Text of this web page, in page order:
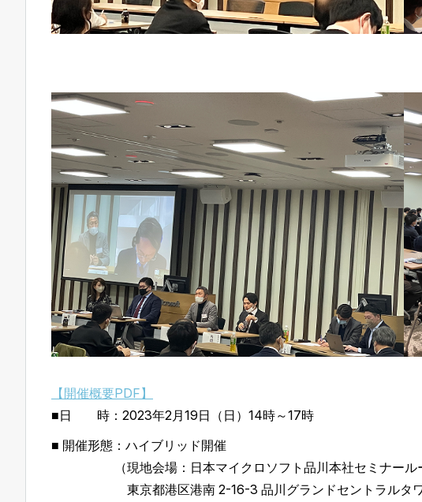
【開催概要PDF】
■日 時：2023年2月19日（日）14時～17時
■ 開催形態：ハイブリッド開催
（現地会場：日本マイクロソフト品川本社セミナール
東京都港区港南 2-16-3 品川グランドセントラルタワ